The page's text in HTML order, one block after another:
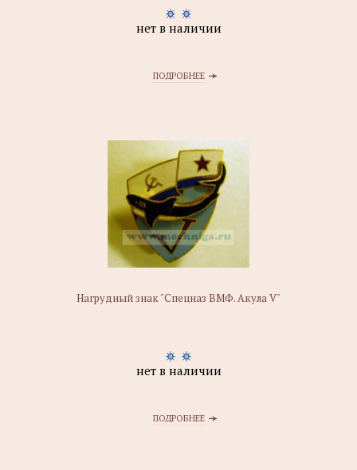
нет в наличии
ПОДРОБНЕЕ
Нагрудный знак "Спецназ ВМФ. Акула V"
нет в наличии
ПОДРОБНЕЕ